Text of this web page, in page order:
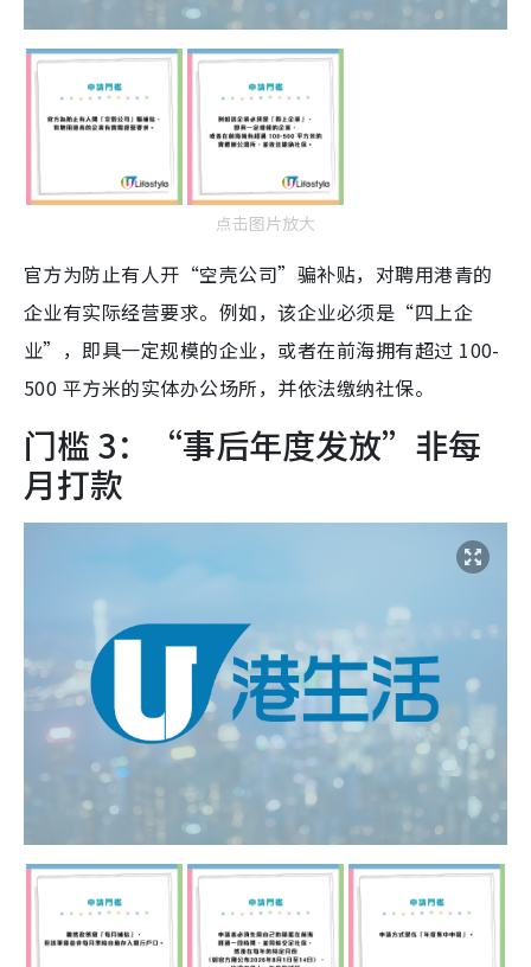
点击图片放大
官方为防止有人开“空壳公司”骗补贴，对聘用港青的
企业有实际经营要求。例如，该企业必须是“四上企
业”，即具一定规模的企业，或者在前海拥有超过 100-
500 平方米的实体办公场所，并依法缴纳社保。
门槛 3：“事后年度发放”非每
月打款